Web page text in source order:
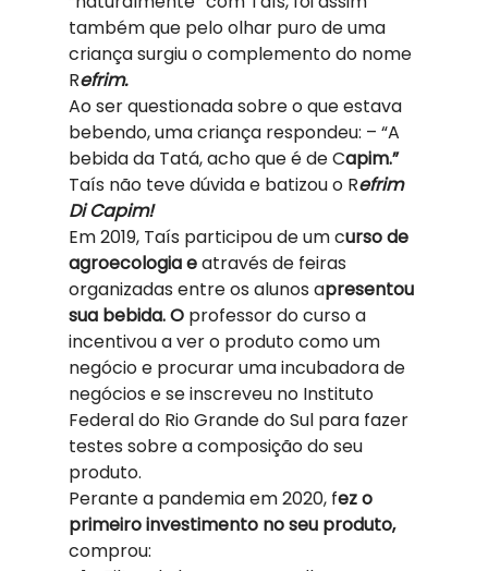
também que pelo olhar puro de uma
criança surgiu o complemento do nome
Refrim.
Ao ser questionada sobre o que estava
bebendo, uma criança respondeu: – “A
bebida da Tatá, acho que é de Capim.”
Taís não teve dúvida e batizou o Refrim
Di Capim!
Em 2019, Taís participou de um curso de
agroecologia e através de feiras
organizadas entre os alunos apresentou
sua bebida. O professor do curso a
incentivou a ver o produto como um
negócio e procurar uma incubadora de
negócios e se inscreveu no Instituto
Federal do Rio Grande do Sul para fazer
testes sobre a composição do seu
produto.
Perante a pandemia em 2020, fez o
primeiro investimento no seu produto,
comprou: